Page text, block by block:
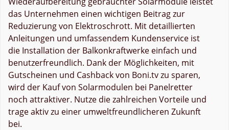
das Unternehmen einen wichtigen Beitrag zur
Reduzierung von Elektroschrott. Mit detaillierten
Anleitungen und umfassendem Kundenservice ist
die Installation der Balkonkraftwerke einfach und
benutzerfreundlich. Dank der Möglichkeiten, mit
Gutscheinen und Cashback von Boni.tv zu sparen,
wird der Kauf von Solarmodulen bei Panelretter
noch attraktiver. Nutze die zahlreichen Vorteile und
trage aktiv zu einer umweltfreundlicheren Zukunft
bei.